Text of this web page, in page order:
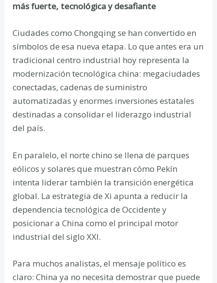
más fuerte, tecnológica y desafiante
Ciudades como Chongqing se han convertido en
símbolos de esa nueva etapa. Lo que antes era un
tradicional centro industrial hoy representa la
modernización tecnológica china: megaciudades
conectadas, cadenas de suministro
automatizadas y enormes inversiones estatales
destinadas a consolidar el liderazgo industrial
del país.
En paralelo, el norte chino se llena de parques
eólicos y solares que muestran cómo Pekín
intenta liderar también la transición energética
global. La estrategia de Xi apunta a reducir la
dependencia tecnológica de Occidente y
posicionar a China como el principal motor
industrial del siglo XXI.
Para muchos analistas, el mensaje político es
claro: China ya no necesita demostrar que puede